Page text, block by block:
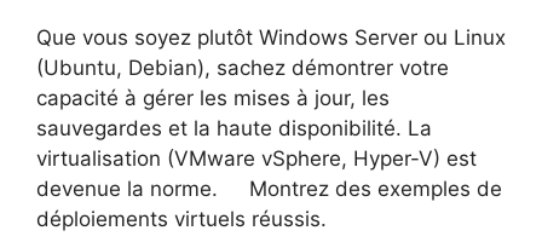
Que vous soyez plutôt Windows Server ou Linux
(Ubuntu, Debian), sachez démontrer votre
capacité à gérer les mises à jour, les
sauvegardes et la haute disponibilité. La
virtualisation (VMware vSphere, Hyper-V) est
devenue la norme.
Montrez des exemples de
déploiements virtuels réussis.